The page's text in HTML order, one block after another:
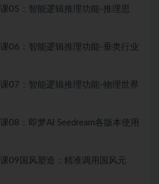
05：智能逻辑推理功能-推理思
06：智能逻辑推理功能-垂类行业
07：智能逻辑推理功能-物理世界
08：即梦AI Seedream各版本使用
09国风塑造：精准调用国风元